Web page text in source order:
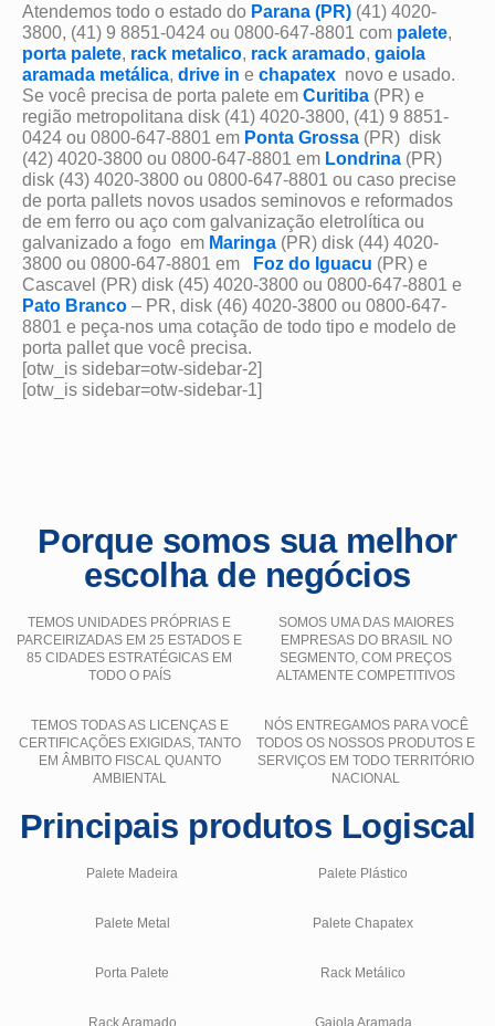
Atendemos todo o estado do Parana (PR) (41) 4020-
3800, (41) 9 8851-0424 ou 0800-647-8801 com palete,
porta palete, rack metalico, rack aramado, gaiola
aramada metálica, drive in e chapatex novo e usado.
Se você precisa de porta palete em Curitiba (PR) e
região metropolitana disk (41) 4020-3800, (41) 9 8851-
0424 ou 0800-647-8801 em Ponta Grossa (PR) disk
(42) 4020-3800 ou 0800-647-8801 em Londrina (PR)
disk (43) 4020-3800 ou 0800-647-8801 ou caso precise
de porta pallets novos usados seminovos e reformados
de em ferro ou aço com galvanização eletrolítica ou
galvanizado a fogo em Maringa (PR) disk (44) 4020-
3800 ou 0800-647-8801 em
Foz do Iguacu (PR) e
Cascavel (PR) disk (45) 4020-3800 ou 0800-647-8801 e
Pato Branco – PR, disk (46) 4020-3800 ou 0800-647-
8801 e peça-nos uma cotação de todo tipo e modelo de
porta pallet que você precisa.
[otw_is sidebar=otw-sidebar-2]
[otw_is sidebar=otw-sidebar-1]
Porque somos sua melhor
escolha de negócios
TEMOS UNIDADES PRÓPRIAS E
PARCEIRIZADAS EM 25 ESTADOS E
85 CIDADES ESTRATÉGICAS EM
TODO O PAÍS
SOMOS UMA DAS MAIORES
EMPRESAS DO BRASIL NO
SEGMENTO, COM PREÇOS
ALTAMENTE COMPETITIVOS
TEMOS TODAS AS LICENÇAS E
CERTIFICAÇÕES EXIGIDAS, TANTO
EM ÂMBITO FISCAL QUANTO
AMBIENTAL
NÓS ENTREGAMOS PARA VOCÊ
TODOS OS NOSSOS PRODUTOS E
SERVIÇOS EM TODO TERRITÓRIO
NACIONAL
Principais produtos Logiscal
Palete Madeira Palete Plástico
Palete Metal Palete Chapatex
Porta Palete Rack Metálico
Rack Aramado Gaiola Aramada